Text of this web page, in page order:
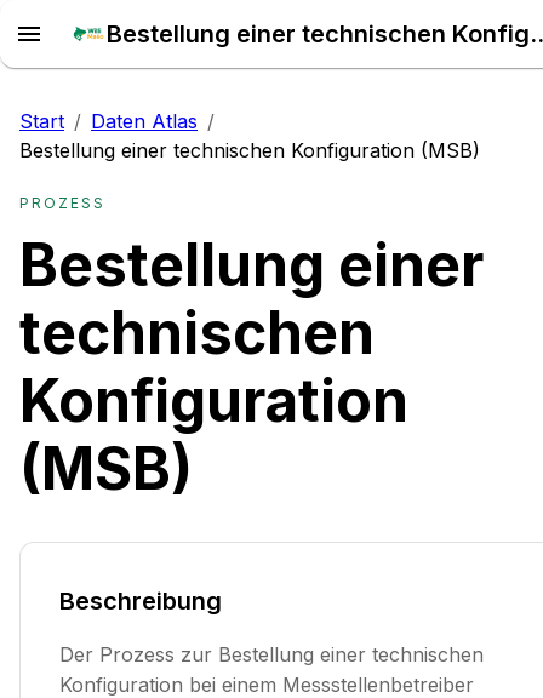
Bestellung einer
Start / Daten Atlas /
Bestellung einer technischen Konfiguration (MSB)
PROZESS
Bestellung einer
technischen
Konfiguration
(MSB)
Beschreibung
Der Prozess zur Bestellung einer technischen
Konfiguration bei einem Messstellenbetreiber